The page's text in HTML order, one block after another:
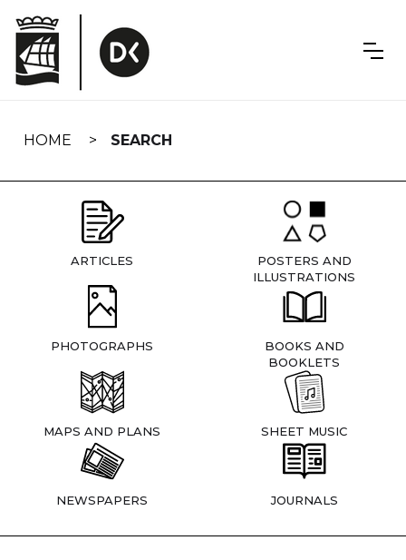
navigation
HOME SEARCH
ARTICLES
POSTERS AND
ILLUSTRATIONS
PHOTOGRAPHS
BOOKS AND
BOOKLETS
MAPS AND PLANS SHEET MUSIC
NEWSPAPERS JOURNALS